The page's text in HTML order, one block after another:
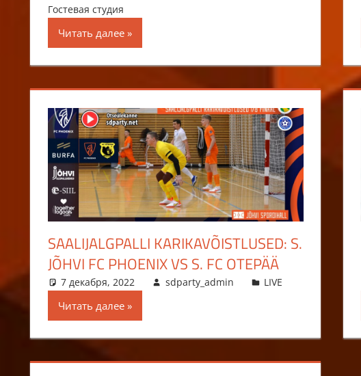
Гостевая студия
Читать далее
SAALIJALGPALLI KARIKAVÕISTLUSED: S.
JÕHVI FC PHOENIX VS S. FC OTEPÄÄ
7 декабря, 2022 sdparty_admin LIVE
Читать далее